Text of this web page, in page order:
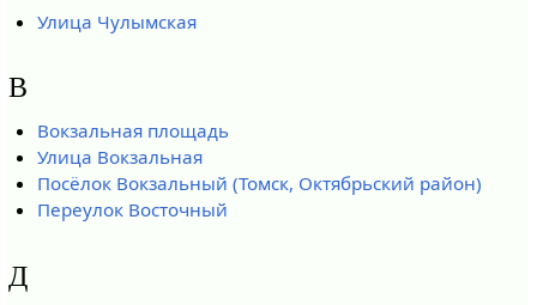
Улица Чулымская
В
Вокзальная площадь
Улица Вокзальная
Посёлок Вокзальный (Томск, Октябрьский район)
Переулок Восточный
Д